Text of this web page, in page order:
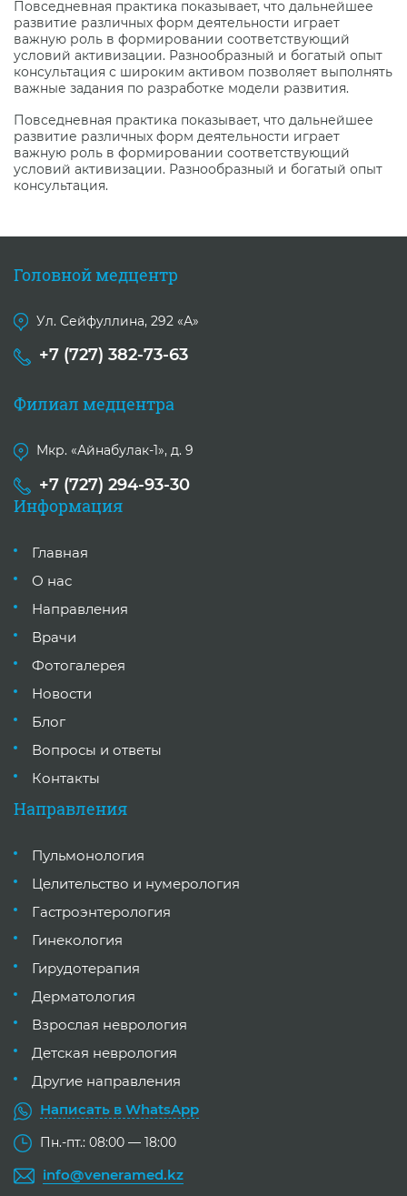
Повседневная практика показывает, что дальнейшее
развитие различных форм деятельности играет
важную роль в формировании соответствующий
условий активизации. Разнообразный и богатый опыт
консультация с широким активом позволяет выполнять
важные задания по разработке модели развития.
Повседневная практика показывает, что дальнейшее
развитие различных форм деятельности играет
важную роль в формировании соответствующий
условий активизации. Разнообразный и богатый опыт
консультация.
Головной медцентр
Ул. Сейфуллина, 292 «А»
+7 (727) 382-73-63
Филиал медцентра
Мкр. «Айнабулак-1», д. 9
+7 (727) 294-93-30
Информация
Главная
О нас
Направления
Врачи
Фотогалерея
Новости
Блог
Вопросы и ответы
Контакты
Направления
Пульмонология
Целительство и нумерология
Гастроэнтерология
Гинекология
Гирудотерапия
Дерматология
Взрослая неврология
Детская неврология
Другие направления
Написать в WhatsApp
Пн.-пт.: 08:00 — 18:00
info@veneramed.kz